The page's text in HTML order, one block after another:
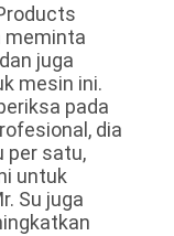
meminta
juga
mesin ini.
pada
dia
per satu,
untuk
Su juga